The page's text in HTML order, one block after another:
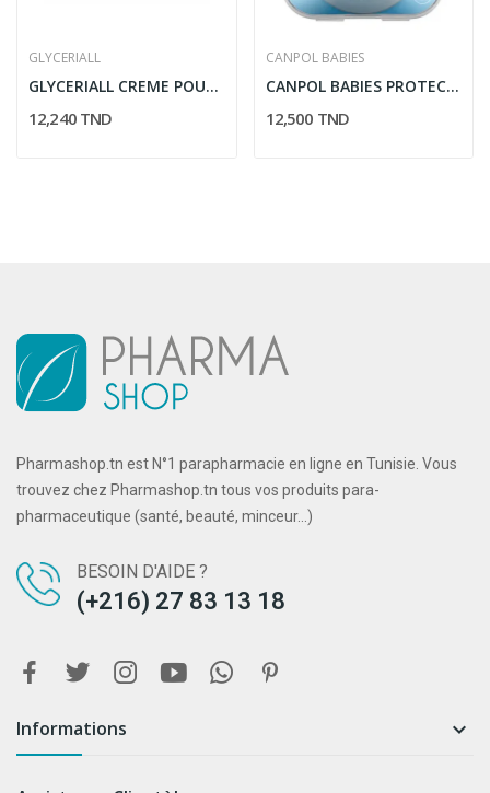
GLYCERIALL
GLYCERIALL CREME POUR LE CORPS 200ML
12,240 TND
CANPOL BABIES
CANPOL BABIES PROTECTIONS DE MAMELON EN...
12,500 TND
Pharmashop.tn est N°1 parapharmacie en ligne en Tunisie. Vous
trouvez chez Pharmashop.tn tous vos produits para-
pharmaceutique (santé, beauté, minceur...)
BESOIN D'AIDE ?
(+216) 27 83 13 18
Informations 